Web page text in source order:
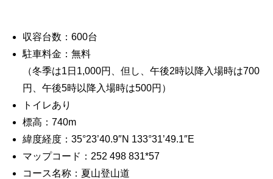
収容台数：600台
駐車料金：無料
（冬季は1日1,000円、但し、午後2時以降入場時は700
円、午後5時以降入場時は500円）
トイレあり
標高：740m
緯度経度：35°23’40.9″N 133°31’49.1″E
マップコード：252 498 831*57
コース名称：夏山登山道